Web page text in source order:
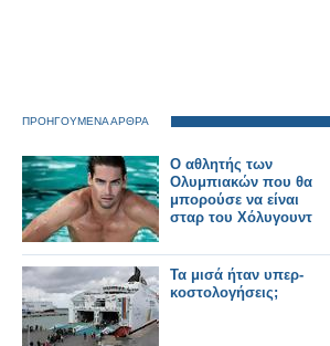
ΠΡΟΗΓΟΥΜΕΝΑ ΑΡΘΡΑ
Ο αθλητής των
Ολυμπιακών που θα
μπορούσε να είναι
σταρ του Χόλυγουντ
Τα μισά ήταν υπερ-
κοστολογήσεις;